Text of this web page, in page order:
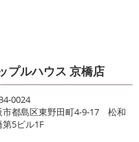
プルハウス 京橋店
0024
市都島区東野田町4-9-17 松和
第5ビル1F